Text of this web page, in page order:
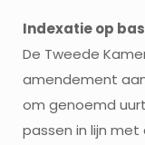
Indexatie op
De Tweede
amendement
om genoemd
passen in lijn